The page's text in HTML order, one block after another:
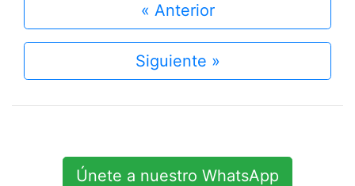
« Anterior
Siguiente »
Únete a nuestro WhatsApp